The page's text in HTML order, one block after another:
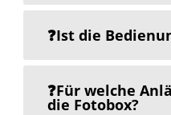
❓Ist die
❓Für welche
die Fotobox?